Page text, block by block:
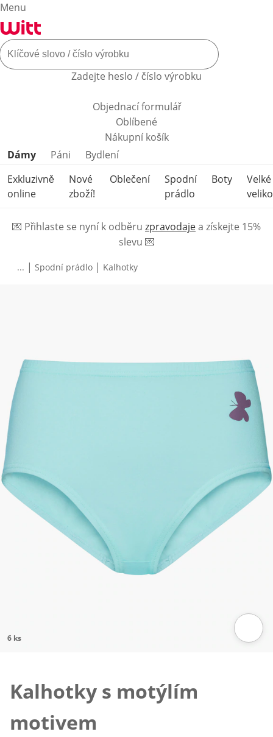
Menu
Zadejte heslo / číslo výrobku
Objednací formulář
Oblíbené
Nákupní košík
Přeskočit kategorie produktů
Dámy Páni
Bydlení
Exkluzivně
online
Nové
zboží!
Oblečení
Spodní
prádlo
Boty
Velké
💌 Přihlaste se nyní k odběru zpravodajea získejte 15%
slevu 💌
... | Spodní prádlo | Kalhotky
6 ks
Kalhotky s motýlím
motivem